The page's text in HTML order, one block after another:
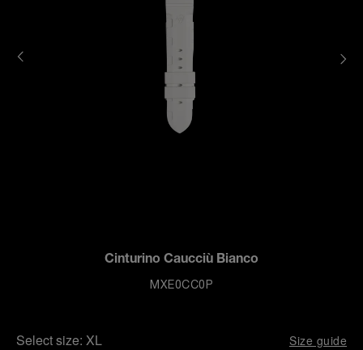
Cinturino Caucciù Bianco
MXE0CC0P
Select size: XL Size guide